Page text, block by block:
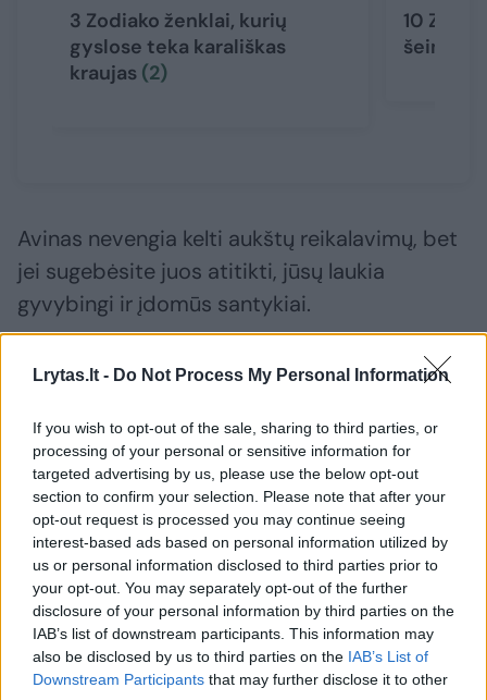
Lrytas.lt - Do Not Process My Personal Information
If you wish to opt-out of the sale, sharing to third parties, or
processing of your personal or sensitive information for
targeted advertising by us, please use the below opt-out
section to confirm your selection. Please note that after your
opt-out request is processed you may continue seeing
interest-based ads based on personal information utilized by
us or personal information disclosed to third parties prior to
your opt-out. You may separately opt-out of the further
disclosure of your personal information by third parties on the
IAB’s list of downstream participants. This information may
also be disclosed by us to third parties on the IAB’s List of
Downstream Participants that may further disclose it to other
3 Zodiako ženklai, kurių
gyslose teka karališkas
kraujas (2)
10
Avinas nevengia kelti aukštų reikalavimų, bet
jei sugebėsite juos atitikti, jūsų laukia
gyvybingi ir įdomūs santykiai.
Šis ženklas dievina linksmus, drąsius ir savimi
bandymai jai įtikti pasmerkti nesėkmei.
Vėžys
Vėžiai dažnai siejami su rūpestingumu ir
nesavanaudiškumu, tačiau nepainiokite jų
gerumo su naivumu.